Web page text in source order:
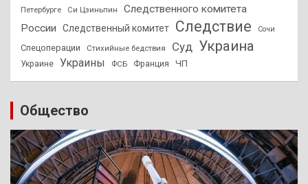
Петербурге
Си Цзиньпин
Следственного комитета
России
Следственный комитет Следствие Сочи
Спецоперации Стихийные бедствия Суд Украина
Украине Украины ФСБ Франция ЧП
Общество